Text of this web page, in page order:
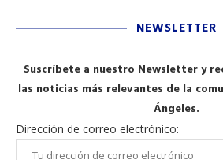
NEWSLETTER
Suscríbete a nuestro Newsletter y
las noticias más relevantes de la
Ángeles.
Dirección de correo electrónico: